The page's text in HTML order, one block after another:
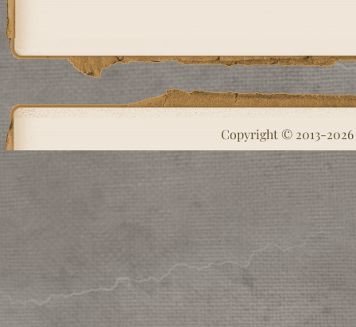
Copyright © 2013-2026